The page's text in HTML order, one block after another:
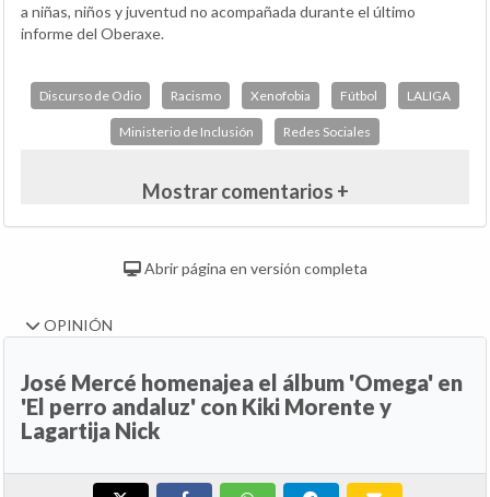
a niñas, niños y juventud no acompañada durante el último
informe del Oberaxe.
Discurso de Odio Racismo Xenofobia Fútbol LALIGA
Ministerio de Inclusión Redes Sociales
Mostrar comentarios +
Abrir página en versión completa
OPINIÓN
José Mercé homenajea el álbum 'Omega' en
'El perro andaluz' con Kiki Morente y
Lagartija Nick